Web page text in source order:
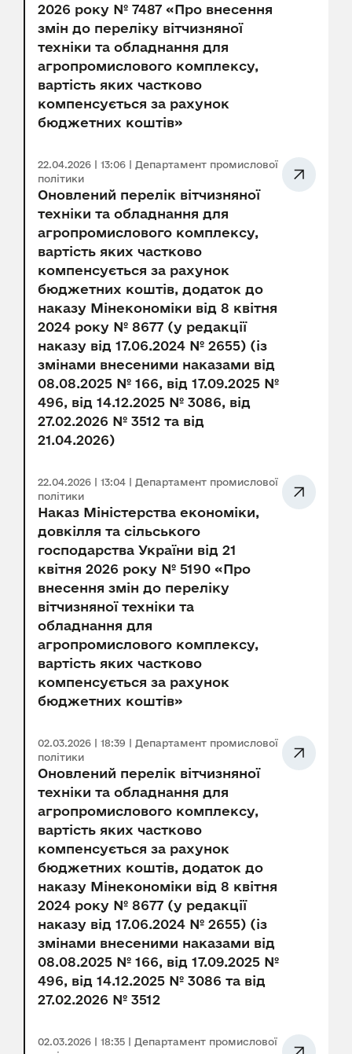
2026 року № 7487 «Про внесення
змін до переліку вітчизняної
техніки та обладнання для
агропромислового комплексу,
вартість яких частково
компенсується за рахунок
бюджетних коштів»
22.04.2026 | 13:06 | Департамент промислової
політики
Оновлений перелік вітчизняної
техніки та обладнання для
агропромислового комплексу,
вартість яких частково
компенсується за рахунок
бюджетних коштів, додаток до
наказу Мінекономіки від 8 квітня
2024 року № 8677 (у редакції
наказу від 17.06.2024 № 2655) (із
змінами внесеними наказами від
08.08.2025 № 166, від 17.09.2025 №
496, від 14.12.2025 № 3086, від
27.02.2026 № 3512 та від
21.04.2026)
22.04.2026 | 13:04 | Департамент промислової
політики
Наказ Міністерства економіки,
довкілля та сільського
господарства України від 21
квітня 2026 року № 5190 «Про
внесення змін до переліку
вітчизняної техніки та
обладнання для
агропромислового комплексу,
вартість яких частково
компенсується за рахунок
бюджетних коштів»
02.03.2026 | 18:39 | Департамент промислової
політики
Оновлений перелік вітчизняної
техніки та обладнання для
агропромислового комплексу,
вартість яких частково
компенсується за рахунок
бюджетних коштів, додаток до
наказу Мінекономіки від 8 квітня
2024 року № 8677 (у редакції
наказу від 17.06.2024 № 2655) (із
змінами внесеними наказами від
08.08.2025 № 166, від 17.09.2025 №
496, від 14.12.2025 № 3086 та від
27.02.2026 № 3512
02.03.2026 | 18:35 | Департамент промислової